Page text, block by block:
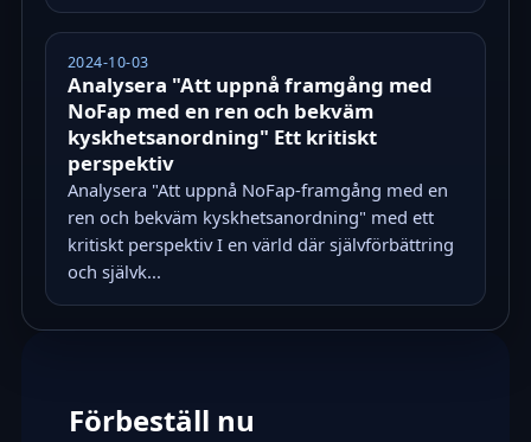
2024-10-03
Analysera "Att uppnå framgång med
NoFap med en ren och bekväm
kyskhetsanordning" Ett kritiskt
perspektiv
Analysera "Att uppnå NoFap-framgång med en
ren och bekväm kyskhetsanordning" med ett
kritiskt perspektiv I en värld där självförbättring
och självk...
Förbeställ nu